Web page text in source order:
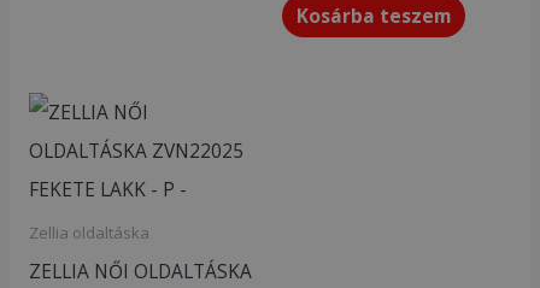
Kosárba teszem
Zellia oldaltáska
ZELLIA NŐI OLDALTÁSKA